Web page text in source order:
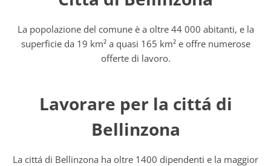
La popolazione del comune è a oltre 44 000 abitanti, e la
superficie da 19 km² a quasi 165 km² e offre numerose
offerte di lavoro.
Lavorare per la cittá di
Bellinzona
La cittá di Bellinzona ha oltre 1400 dipendenti e la maggior